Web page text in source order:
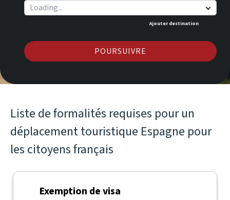
Ajouter destination
POURSUIVRE
Liste de formalités requises pour un
déplacement touristique Espagne pour
les citoyens français
Exemption de visa